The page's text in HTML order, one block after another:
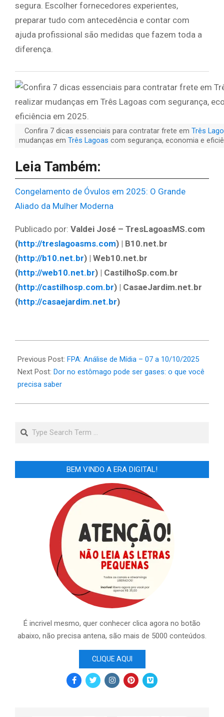
segura. Escolher fornecedores experientes,
preparar tudo com antecedência e contar com
ajuda profissional são medidas que fazem toda a
diferença.
Confira 7 dicas essenciais para contratar frete em Três
mudanças em Três Lagoas com segurança, economia e
Leia Também:
Congelamento de Óvulos em 2025: O Grande
Aliado da Mulher Moderna
Publicado por: Valdei José – TresLagoasMS.com
(http://treslagoasms.com) | B10.net.br
(http://b10.net.br) | Web10.net.br
(http://web10.net.br) | CastilhoSp.com.br
(http://castilhosp.com.br) | CasaeJardim.net.br
(http://casaejardim.net.br)
04-
10
Previous Post: FPA: Análise de Mídia – 07 a 10/10/2025
Next Post: Dor no estômago pode ser gases: o que você
precisa saber
Search
BEM VINDO A ERA DIGITAL!
É incrivel mesmo, quer conhecer clica agora no botão
abaixo, não precisa antena, são mais de 5000 conteúdos.
CLIQUE AQUI